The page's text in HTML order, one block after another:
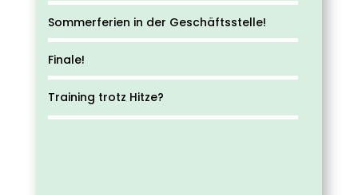
Sommerferien in der Geschäftsstelle!
Finale!
Training trotz Hitze?